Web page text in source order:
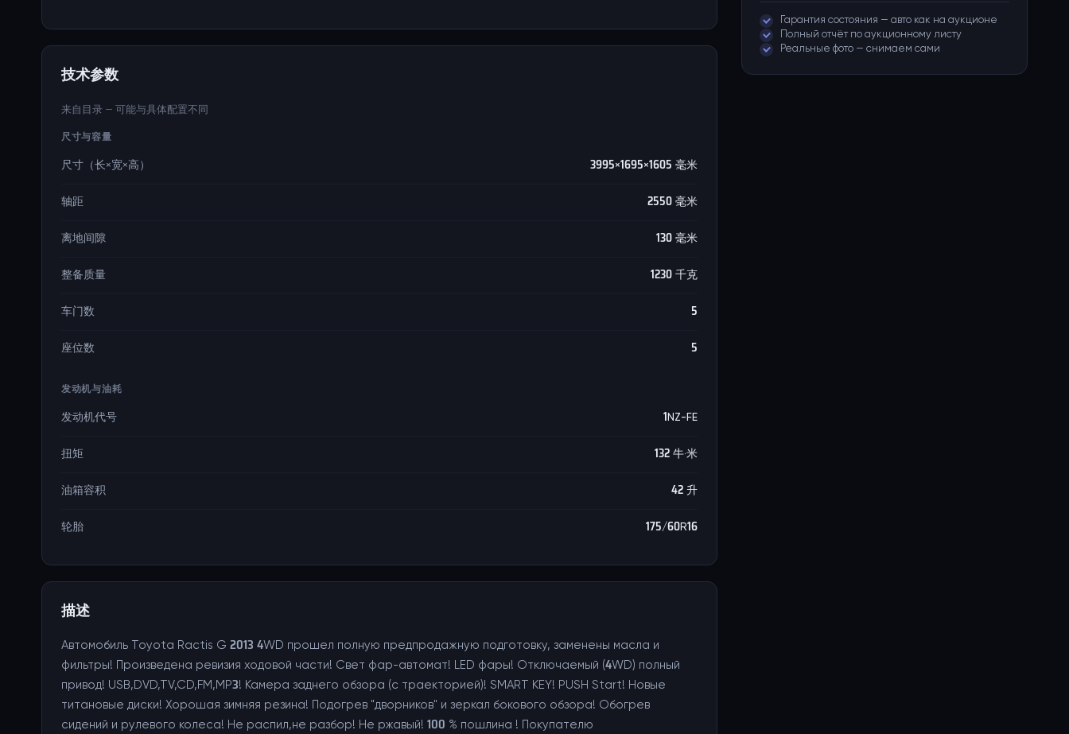
Гарантия состояния — авто как на аукционе
Полный отчёт по аукционному листу
Реальные фото — снимаем сами
技术参数
来自目录 — 可能与具体配置不同
尺寸与容量
尺寸（长×宽×高） 3995×1695×1605 毫米
轴距 2550 毫米
离地间隙 130 毫米
整备质量 1230 千克
车门数 5
座位数 5
发动机与油耗
发动机代号 1NZ-FE
扭矩 132 牛·米
油箱容积 42 升
轮胎 175/60R16
描述
Автомобиль Toyota Ractis G 2013 4WD прошел полную предпродажную подготовку, заменены масла и
фильтры! Произведена ревизия ходовой части! Свет фар-автомат! LED фары! Отключаемый (4WD) полный
привод! USB,DVD,TV,CD,FM,MP3! Камера заднего обзора (с траекторией)! SMART KEY! PUSH Start! Новые
титановые диски! Хорошая зимняя резина! Подогрев "дворников" и зеркал бокового обзора! Обогрев
сидений и рулевого колеса! Не распил,не разбор! Не ржавый! 100 % пошлина ! Покупателю